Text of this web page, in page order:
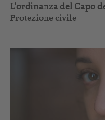
L'ordinanza del Capo
Protezione civile